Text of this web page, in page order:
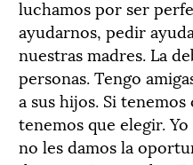
luchamos por ser
ayudarnos, pedir
nuestras madres. La
personas. Tengo
a sus hijos. Si
tenemos que elegir.
no les damos la